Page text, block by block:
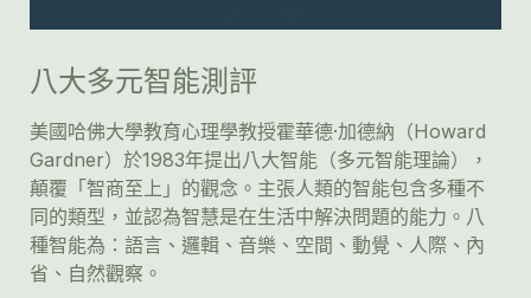
八大多元智能測評
美國哈佛大學教育心理學教授霍華德·加德納（Howard
Gardner）於1983年提出八大智能（多元智能理論），
顛覆「智商至上」的觀念。主張人類的智能包含多種不
同的類型，並認為智慧是在生活中解決問題的能力。八
種智能為：語言、邏輯、音樂、空間、動覺、人際、內
省、自然觀察。